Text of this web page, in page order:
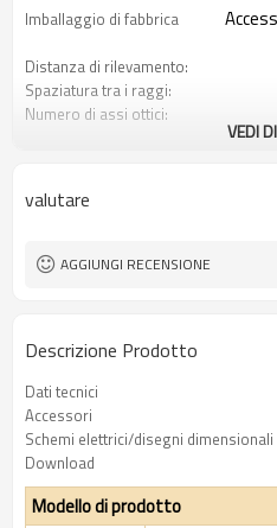
Imballaggio di fabbrica
Distanza di rilevamento:
Spaziatura tra i raggi:
Numero di assi ottici:
Spina di interfaccia
Certificazione:
VEDI
valutare
AGGIUNGI RECENSIONE
Descrizione Prodotto
Dati tecnici
Accessori
Schemi elettrici/disegni dimensionali
Download
Modello di prodotto